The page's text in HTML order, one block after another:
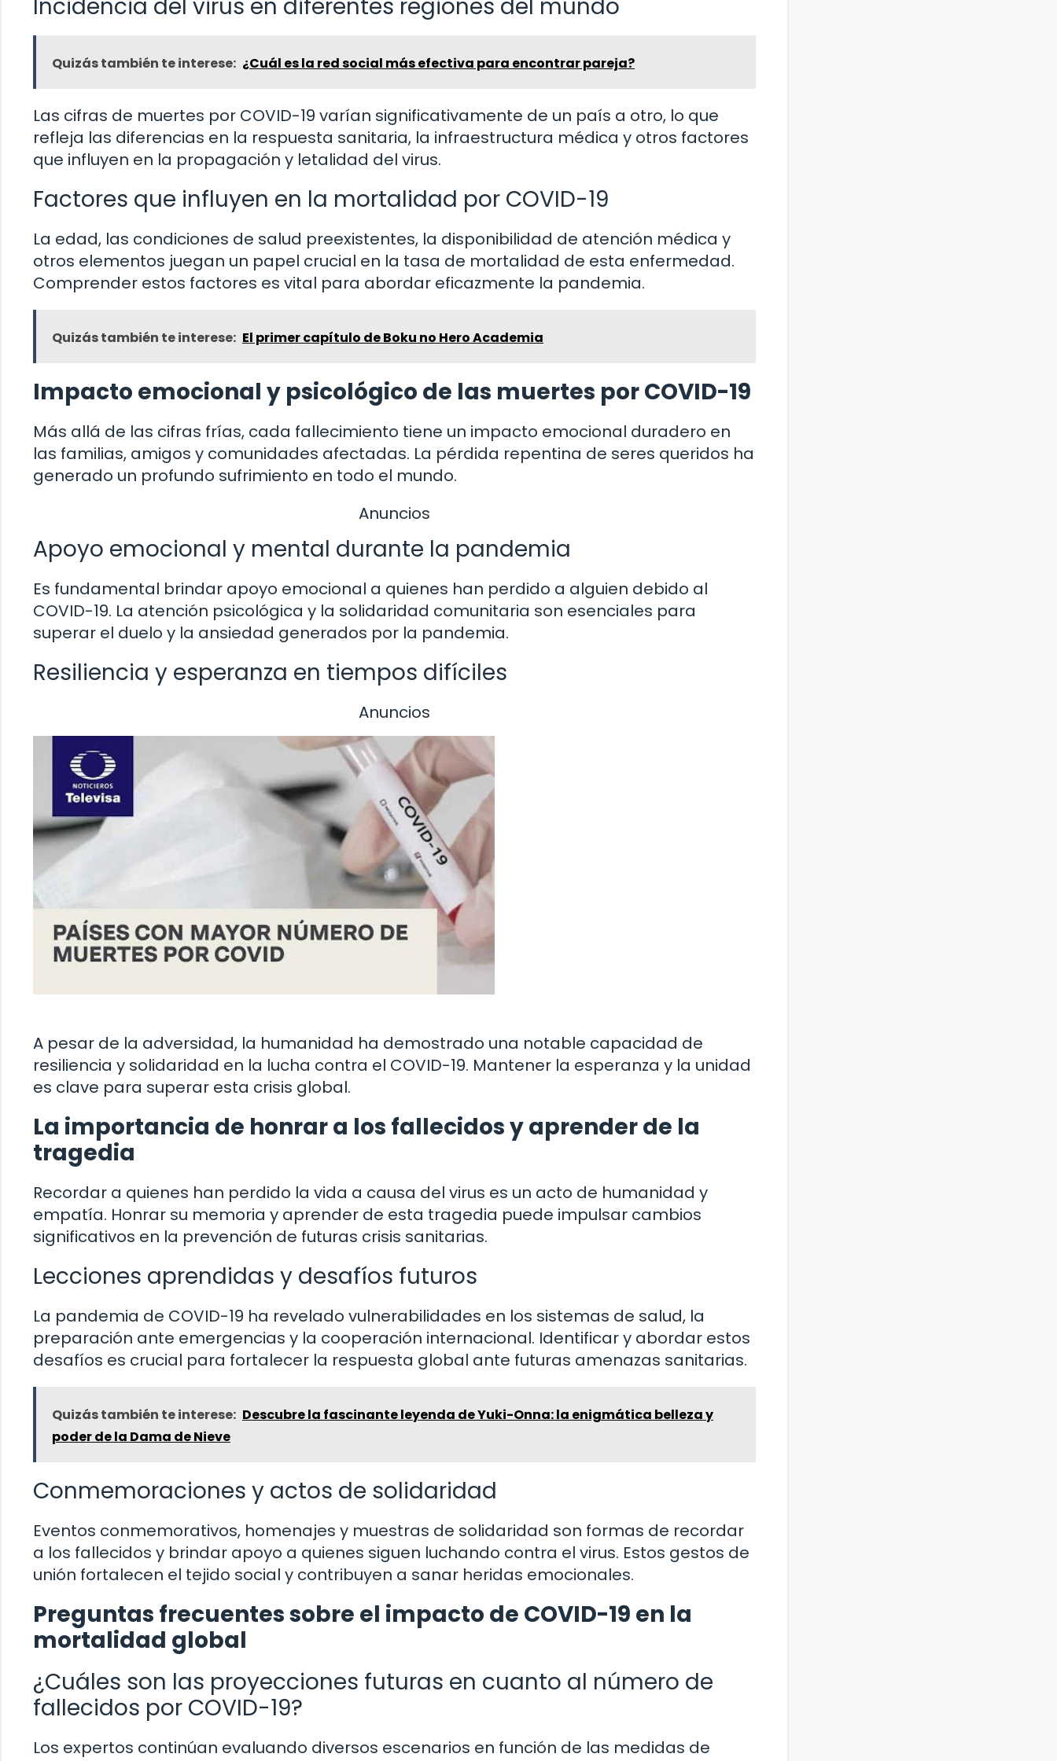
Incidencia del virus en diferentes regiones del mundo
Quizás también te interese: ¿Cuál es la red social más efectiva para encontrar pareja?
Las cifras de muertes por COVID-19 varían significativamente de un país a otro, lo que
refleja las diferencias en la respuesta sanitaria, la infraestructura médica y otros factores
que influyen en la propagación y letalidad del virus.
Factores que influyen en la mortalidad por COVID-19
La edad, las condiciones de salud preexistentes, la disponibilidad de atención médica y
otros elementos juegan un papel crucial en la tasa de mortalidad de esta enfermedad.
Comprender estos factores es vital para abordar eficazmente la pandemia.
Quizás también te interese: El primer capítulo de Boku no Hero Academia
Impacto emocional y psicológico de las muertes por COVID-19
Más allá de las cifras frías, cada fallecimiento tiene un impacto emocional duradero en
las familias, amigos y comunidades afectadas. La pérdida repentina de seres queridos ha
generado un profundo sufrimiento en todo el mundo.
Anuncios
Apoyo emocional y mental durante la pandemia
Es fundamental brindar apoyo emocional a quienes han perdido a alguien debido al
COVID-19. La atención psicológica y la solidaridad comunitaria son esenciales para
superar el duelo y la ansiedad generados por la pandemia.
Resiliencia y esperanza en tiempos difíciles
Anuncios
A pesar de la adversidad, la humanidad ha demostrado una notable capacidad de
resiliencia y solidaridad en la lucha contra el COVID-19. Mantener la esperanza y la unidad
es clave para superar esta crisis global.
La importancia de honrar a los fallecidos y aprender de la
tragedia
Recordar a quienes han perdido la vida a causa del virus es un acto de humanidad y
empatía. Honrar su memoria y aprender de esta tragedia puede impulsar cambios
significativos en la prevención de futuras crisis sanitarias.
Lecciones aprendidas y desafíos futuros
La pandemia de COVID-19 ha revelado vulnerabilidades en los sistemas de salud, la
preparación ante emergencias y la cooperación internacional. Identificar y abordar estos
desafíos es crucial para fortalecer la respuesta global ante futuras amenazas sanitarias.
Quizás también te interese: Descubre la fascinante leyenda de Yuki-Onna: la enigmática belleza y
poder de la Dama de Nieve
Conmemoraciones y actos de solidaridad
Eventos conmemorativos, homenajes y muestras de solidaridad son formas de recordar
a los fallecidos y brindar apoyo a quienes siguen luchando contra el virus. Estos gestos de
unión fortalecen el tejido social y contribuyen a sanar heridas emocionales.
Preguntas frecuentes sobre el impacto de COVID-19 en la
mortalidad global
¿Cuáles son las proyecciones futuras en cuanto al número de
fallecidos por COVID-19?
Los expertos continúan evaluando diversos escenarios en función de las medidas de